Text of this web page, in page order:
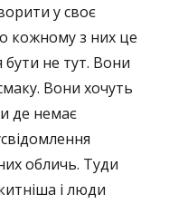
у своє
кожному з них це
бути не тут. Вони
Вони хочуть
де немає
обличь. Туди
і люди